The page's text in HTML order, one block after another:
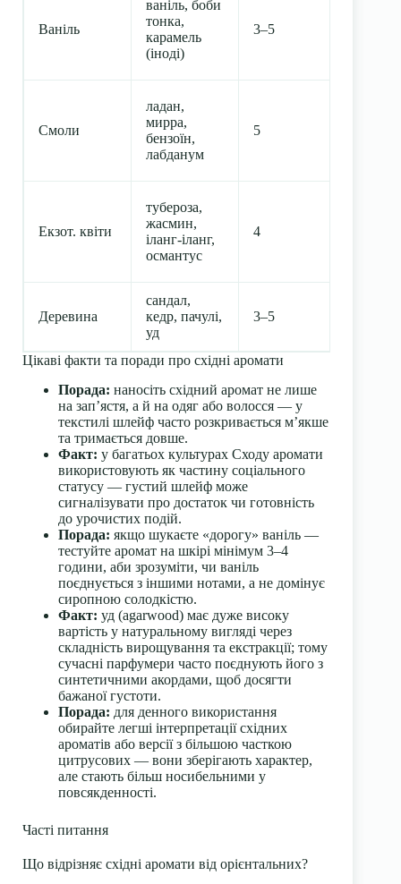
Ваніль
ваніль, боби
тонка,
карамель
(іноді)
3–5
Смоли
ладан,
мирра,
бензоїн,
лабданум
5
Екзот. квіти
тубероза,
жасмин,
іланг-іланг,
османтус
4
Деревина
сандал,
кедр, пачулі,
уд
3–5
Цікаві факти та поради про східні аромати
Порада: наносіть східний аромат не лише
на запʼястя, а й на одяг або волосся — у
текстилі шлейф часто розкривається мʼякше
та тримається довше.
Факт: у багатьох культурах Сходу аромати
використовують як частину соціального
статусу — густий шлейф може
сигналізувати про достаток чи готовність
до урочистих подій.
Порада: якщо шукаєте «дорогу» ваніль —
тестуйте аромат на шкірі мінімум 3–4
години, аби зрозуміти, чи ваніль
поєднується з іншими нотами, а не домінує
сиропною солодкістю.
Факт: уд (agarwood) має дуже високу
вартість у натуральному вигляді через
складність вирощування та екстракції; тому
сучасні парфумери часто поєднують його з
синтетичними акордами, щоб досягти
бажаної густоти.
Порада: для денного використання
обирайте легші інтерпретації східних
ароматів або версії з більшою часткою
цитрусових — вони зберігають характер,
але стають більш носибельними у
повсякденності.
Часті питання
Що відрізняє східні аромати від орієнтальних?